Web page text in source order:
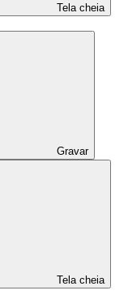
Tela cheia
Gravar
Tela cheia